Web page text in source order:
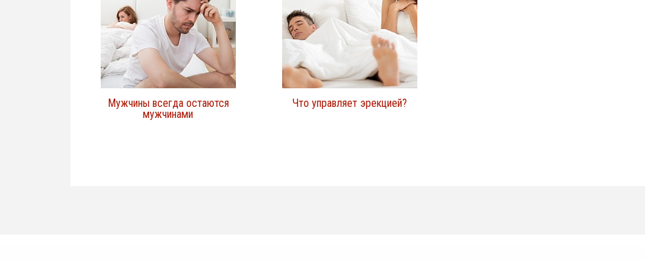
Мужчины всегда остаются
мужчинами
Что управляет эрекцией?